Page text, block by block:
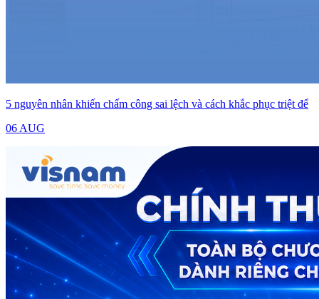
5 nguyên nhân khiến chấm công sai lệch và cách khắc phục triệt để
06 AUG